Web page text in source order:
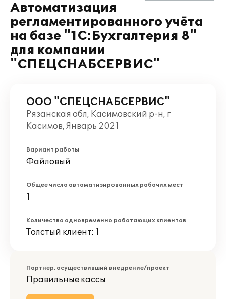
Автоматизация
регламентированного учёта
на базе "1С:Бухгалтерия 8"
для компании
"СПЕЦСНАБСЕРВИС"
ООО "СПЕЦСНАБСЕРВИС"
Рязанская обл, Касимовский р-н, г
Касимов, Январь 2021
Вариант работы
Файловый
Общее число автоматизированных рабочих мест
1
Количество одновременно работающих клиентов
Толстый клиент: 1
Партнер, осуществивший внедрение/проект
Правильные кассы